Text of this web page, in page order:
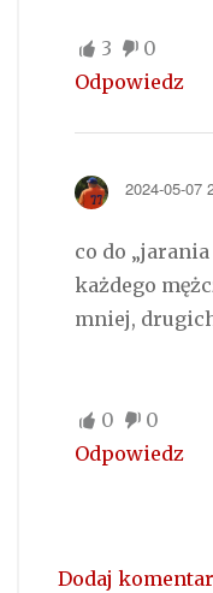
3
0
Odpowiedz
2024-05-07
co do
każdego
mniej,
0
0
Odpowiedz
Dodaj